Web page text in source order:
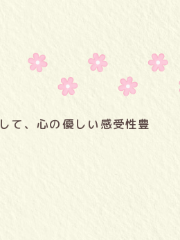
て、心の優しい感受性豊